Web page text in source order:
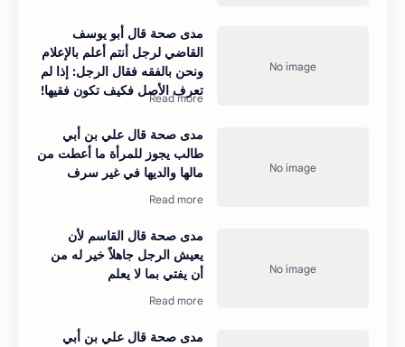
مدى صحة قال أبو يوسف
القاضي لرجل أنتم أعلم بالإعلام
ونحن بالفقه فقال الرجل: إذا لم
تعرف الأصل فكيف تكون فقيها!
مدى صحة قال علي بن أبي
طالب يجوز للمرأة ما أعطت من
مالها والديها في غير سرف
مدى صحة قال القاسم لأن
يعيش الرجل جاهلاً خير له من
أن يفتي بما لا يعلم
مدى صحة قال علي بن أبي